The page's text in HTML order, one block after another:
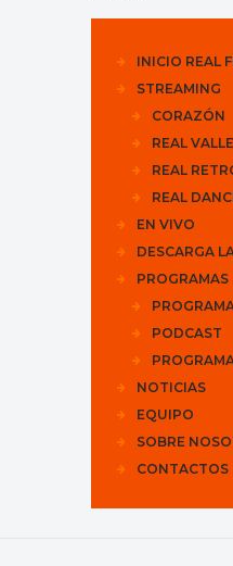
INICIO REAL
STREAMING
CORAZÓN
REAL
REAL
REAL
EN VIVO
DESCARGA
PROGRAMAS
PODCAST
NOTICIAS
EQUIPO
SOBRE
CONTACTOS